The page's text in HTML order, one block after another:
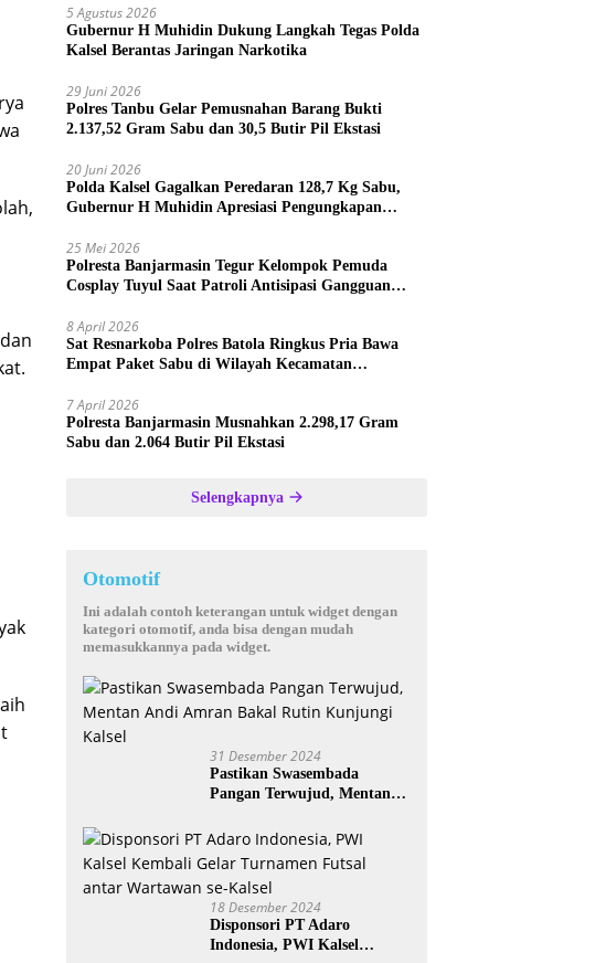
5 Agustus 2026
Gubernur H Muhidin Dukung Langkah Tegas Polda
Kalsel Berantas Jaringan Narkotika
29 Juni 2026
Polres Tanbu Gelar Pemusnahan Barang Bukti
2.137,52 Gram Sabu dan 30,5 Butir Pil Ekstasi
20 Juni 2026
Polda Kalsel Gagalkan Peredaran 128,7 Kg Sabu,
Gubernur H Muhidin Apresiasi Pengungkapan
25 Mei 2026
Polresta Banjarmasin Tegur Kelompok Pemuda
Cosplay Tuyul Saat Patroli Antisipasi Gangguan
8 April 2026
Sat Resnarkoba Polres Batola Ringkus Pria Bawa
Empat Paket Sabu di Wilayah Kecamatan
7 April 2026
Polresta Banjarmasin Musnahkan 2.298,17 Gram
Sabu dan 2.064 Butir Pil Ekstasi
Selengkapnya
Otomotif
Ini adalah contoh keterangan untuk widget dengan
kategori otomotif, anda bisa dengan mudah
memasukkannya pada widget.
31 Desember 2024
Pastikan Swasembada
Pangan Terwujud, Mentan
Kunjungi Kalsel
18 Desember 2024
Disponsori PT Adaro
Indonesia, PWI Kalsel